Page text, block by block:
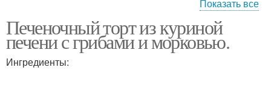
Печени с орехами
Торт из говяжьей
печени
Показать все
Печеночный торт из куриной
печени с грибами и морковью.
Ингредиенты: